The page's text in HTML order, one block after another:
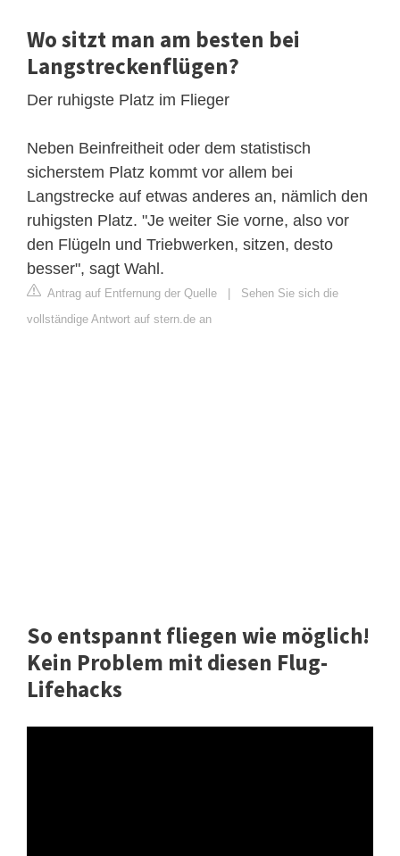
Wo sitzt man am besten bei
Langstreckenflügen?
Der ruhigste Platz im Flieger
Neben Beinfreitheit oder dem statistisch
sicherstem Platz kommt vor allem bei
Langstrecke auf etwas anderes an, nämlich den
ruhigsten Platz. "Je weiter Sie vorne, also vor
den Flügeln und Triebwerken, sitzen, desto
besser", sagt Wahl.
Antrag auf Entfernung der Quelle
Sehen Sie sich die
vollständige Antwort auf stern.de an
So entspannt fliegen wie möglich!
Kein Problem mit diesen Flug-
Lifehacks